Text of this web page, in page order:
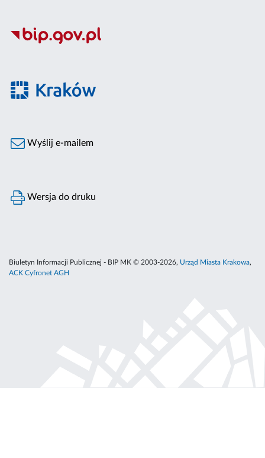
Wyślij e-mailem
Wersja do druku
Biuletyn Informacji Publicznej - BIP MK © 2003-2026, Urząd Miasta Krakowa,
ACK Cyfronet AGH